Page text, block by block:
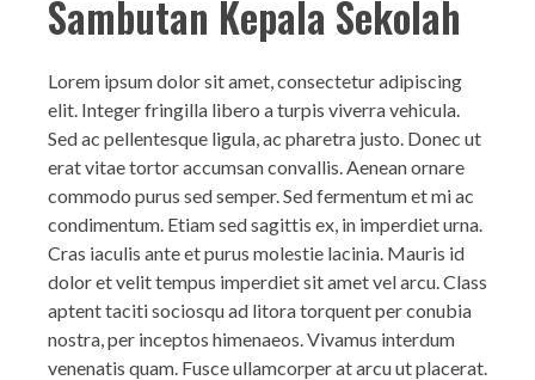
Sambutan Kepala Sekolah
Lorem ipsum dolor sit amet, consectetur adipiscing
elit. Integer fringilla libero a turpis viverra vehicula.
Sed ac pellentesque ligula, ac pharetra justo. Donec ut
erat vitae tortor accumsan convallis. Aenean ornare
commodo purus sed semper. Sed fermentum et mi ac
condimentum. Etiam sed sagittis ex, in imperdiet urna.
Cras iaculis ante et purus molestie lacinia. Mauris id
dolor et velit tempus imperdiet sit amet vel arcu. Class
aptent taciti sociosqu ad litora torquent per conubia
nostra, per inceptos himenaeos. Vivamus interdum
venenatis quam. Fusce ullamcorper at arcu ut placerat.